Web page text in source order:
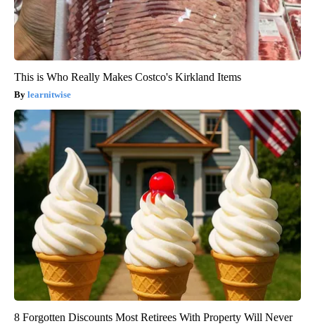
This is Who Really Makes Costco's Kirkland Items
learnitwise
8 Forgotten Discounts Most Retirees With Property Will Never